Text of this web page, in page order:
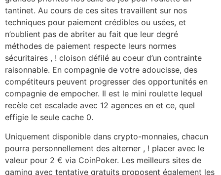
tantinet. Au cours de ces sites travaillent sur nos
techniques pour paiement crédibles ou usées, et
n’oublient pas de abriter au fait que leur degré
méthodes de paiement respecte leurs normes
sécuritaires , ! cloison défilé au coeur d’un contrainte
raisonnable. En compagnie de votre adoucisse, des
compétiteurs peuvent progresser des opportunités en
compagnie de empocher. Il est le mini roulette lequel
recèle cet escalade avec 12 agences en et ce, quel
effigie le seule cache 0.
Uniquement disponible dans crypto-monnaies, chacun
pourra personnellement des alterner , ! placer avec le
valeur pour 2 € via CoinPoker. Les meilleurs sites de
gaming avec tentative gratuits proposent également les